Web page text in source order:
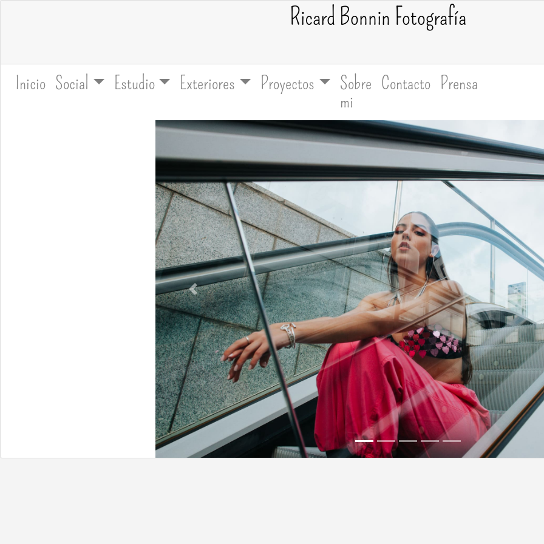
Ricard Bonnin Fotografía
Inicio Social Estudio Exteriores Proyectos
Sobre
mi
Contacto Prensa
Previous